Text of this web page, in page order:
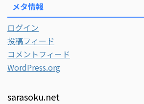
メタ情報
ログイン
投稿フィード
コメントフィード
WordPress.org
sarasoku.net